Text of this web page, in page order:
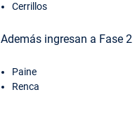
Cerrillos
Además ingresan a Fase
Paine
Renca